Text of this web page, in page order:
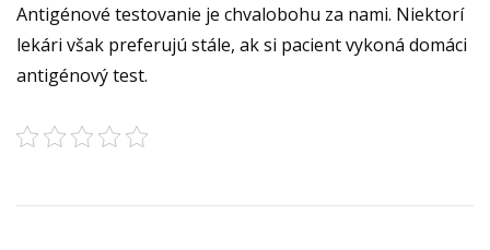
Antigénové testovanie je chvalobohu za nami. Niektorí
lekári však preferujú stále, ak si pacient vykoná domáci
antigénový test.